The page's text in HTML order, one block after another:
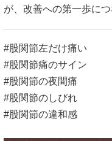
が、改善への第一歩に
#股関節左だけ痛い
#股関節痛のサイン
#股関節の夜間痛
#股関節のしびれ
#股関節の違和感